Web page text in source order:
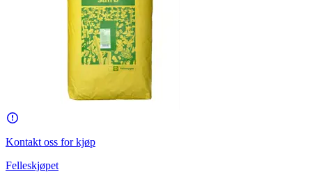
Kontakt oss for kjøp
Felleskjøpet